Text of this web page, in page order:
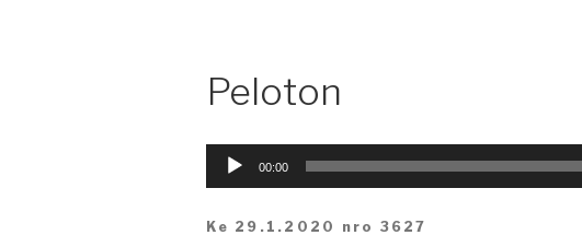
Peloton
Äänitoistin
00:00
Ke 29.1.2020 nro 3627